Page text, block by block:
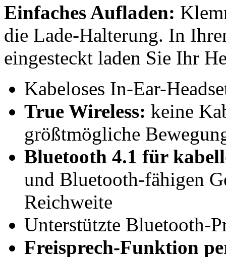
Einfaches Aufladen:
die Lade-Halterung. In
eingesteckt laden Sie Ihr
Kabeloses In-Ear-
True Wireless: keine
größtmögliche
Bluetooth 4.1 für
und Bluetooth-fähigen
Reichweite
Unterstützte Bluetooth-
Freisprech-Funktion